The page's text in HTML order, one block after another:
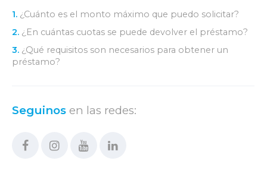
1. ¿Cuánto es el monto máximo que puedo solicitar?
2. ¿En cuántas cuotas se puede devolver el préstamo?
3. ¿Qué requisitos son necesarios para obtener un
préstamo?
Seguinos en las redes: